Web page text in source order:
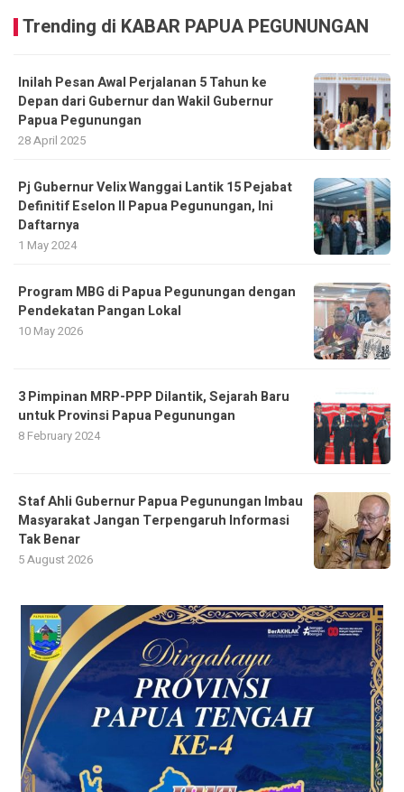
Trending di KABAR PAPUA PEGUNUNGAN
Inilah Pesan Awal Perjalanan 5 Tahun ke
Depan dari Gubernur dan Wakil Gubernur
Papua Pegunungan
28 April 2025
Pj Gubernur Velix Wanggai Lantik 15 Pejabat
Definitif Eselon II Papua Pegunungan, Ini
Daftarnya
1 May 2024
Program MBG di Papua Pegunungan dengan
Pendekatan Pangan Lokal
10 May 2026
3 Pimpinan MRP-PPP Dilantik, Sejarah Baru
untuk Provinsi Papua Pegunungan
8 February 2024
Staf Ahli Gubernur Papua Pegunungan Imbau
Masyarakat Jangan Terpengaruh Informasi
Tak Benar
5 August 2026